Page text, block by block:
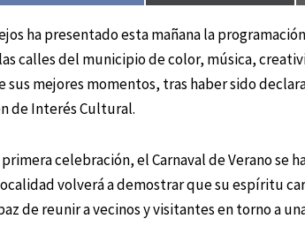
ha presentado esta mañana la
calles del municipio de color, música,
sus mejores momentos, tras haber sido
de Interés Cultural.
celebración, el Carnaval de Verano se
volverá a demostrar que su espíritu
de reunir a vecinos y visitantes en torno a